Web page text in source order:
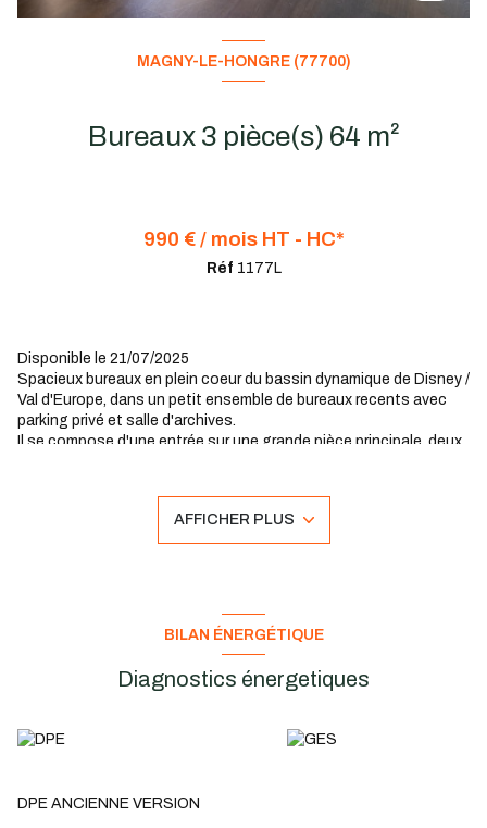
MAGNY-LE-HONGRE (77700)
Bureaux 3 pièce(s) 64 m²
990 € / mois HT - HC*
Réf 1177L
Disponible le 21/07/2025
Spacieux bureaux en plein coeur du bassin dynamique de Disney /
Val d'Europe, dans un petit ensemble de bureaux recents avec
parking privé et salle d'archives.
Il se compose d'une entrée sur une grande pièce principale, deux
un emplacement stratégique !
3 places de parking privatives sont comprises dans la location
Honoraires d'agence : 2.160€ HT
autres informations, à bientot pour une visite !
AFFICHER PLUS
BILAN ÉNERGÉTIQUE
Diagnostics énergetiques
DPE ANCIENNE VERSION